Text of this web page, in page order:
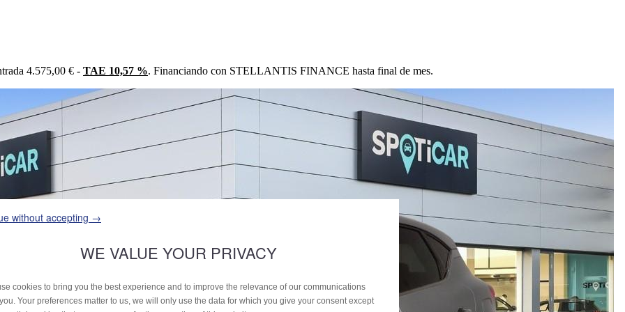
4.575,00 € - TAE 10,57 %. Financiando con STELLANTIS FINANCE hasta final de mes.
without accepting →
WE VALUE YOUR PRIVACY
cookies to bring you the best experience and to improve the relevance of our communications
Your preferences matter to us, we will only use the data for which you give your consent except